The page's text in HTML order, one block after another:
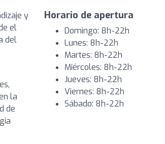
y
el
del
la
de
Horario de apertura
Domingo: 8h-22h
Lunes: 8h-22h
Martes: 8h-22h
Miércoles: 8h-22h
Jueves: 8h-22h
Viernes: 8h-22h
Sábado: 8h-22h